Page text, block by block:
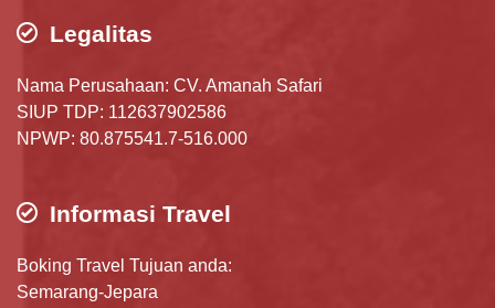
Legalitas
Nama Perusahaan: CV. Amanah Safari
SIUP TDP: 112637902586
NPWP: 80.875541.7-516.000
Informasi Travel
Boking Travel Tujuan anda:
Semarang-Jepara